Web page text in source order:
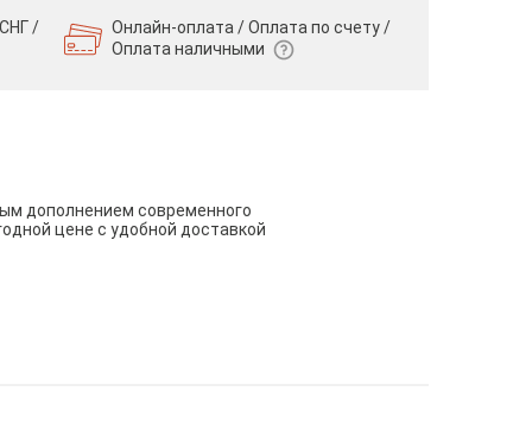
/
Онлайн-оплата / Оплата по счету /
Оплата наличными
дополнением современного
цене с удобной доставкой